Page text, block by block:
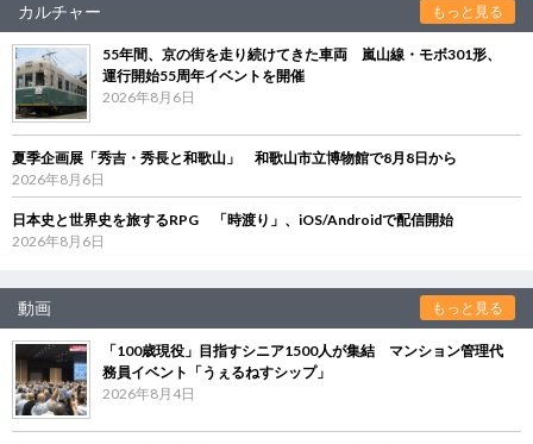
カルチャー もっと見る
55年間、京の街を走り続けてきた車両 嵐山線・モボ301形、
運行開始55周年イベントを開催
2026年8月6日
夏季企画展「秀吉・秀長と和歌山」 和歌山市立博物館で8月8日から
2026年8月6日
日本史と世界史を旅するRPG 「時渡り」、iOS/Androidで配信開始
2026年8月6日
動画 もっと見る
「100歳現役」目指すシニア1500人が集結 マンション管理代
務員イベント「うぇるねすシップ」
2026年8月4日